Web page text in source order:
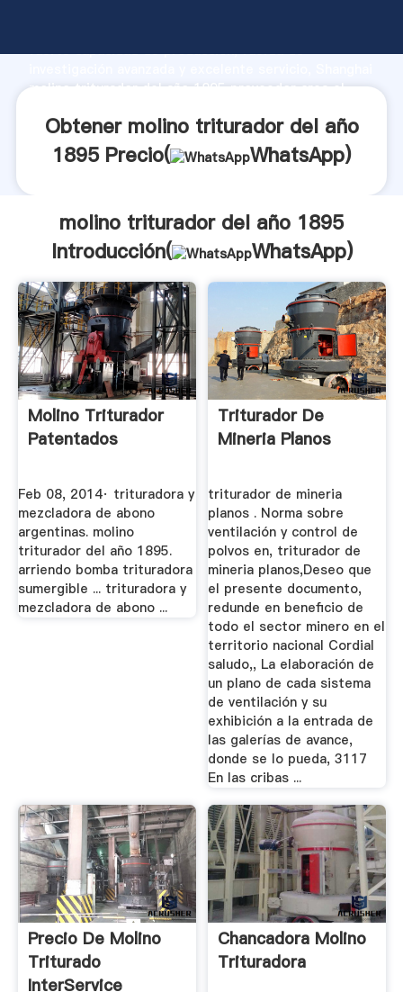
fuerte capacidad de producción, fuerza de
molino triturador del año 1895 proveedor crea el
Obtener molino triturador del año
1895 Precio(
WhatsApp)
molino triturador del año 1895
Introducción(
WhatsApp)
Molino Triturador
Patentados
Feb 08, 2014· trituradora y
mezcladora de abono
argentinas. molino
triturador del año 1895.
arriendo bomba trituradora
sumergible ... trituradora y
mezcladora de abono ...
Triturador De
Mineria Planos
triturador de mineria
planos . Norma sobre
ventilación y control de
polvos en, triturador de
mineria planos,Deseo que
el presente documento,
redunde en beneﬁcio de
todo el sector minero en el
territorio nacional Cordial
saludo,, La elaboración de
un plano de cada sistema
de ventilación y su
exhibición a la entrada de
las galerías de avance,
donde se lo pueda, 3117
En las cribas ...
Precio De Molino
Triturado
InterService
Chancadora Molino
Trituradora